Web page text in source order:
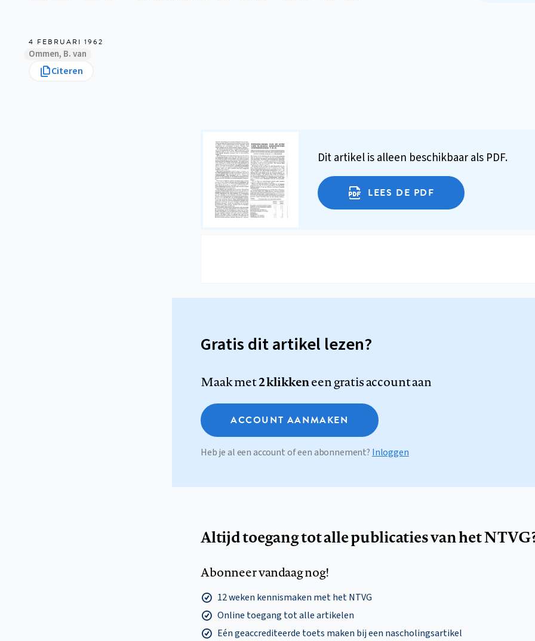
4 FEBRUARI 1962
Ommen, B. van
Citeren
Dit artikel is alleen beschikbaar als PDF.
LEES DE PDF
Gratis dit artikel lezen?
Maak met2 klikkeneen gratis account aan
ACCOUNT AANMAKEN
Heb je al een account of een abonnement? Inloggen
Altijd toegang tot alle publicaties van het
Abonneer vandaag nog!
12 weken kennismaken met het NTVG
Online toegang tot alle artikelen
Eén geaccrediteerde toets maken bij een nascholingsartikel